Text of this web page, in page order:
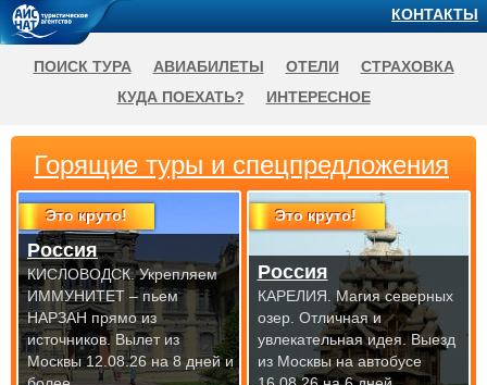
Горящие туры и спецпредложения
Это круто!
Россия
КИСЛОВОДСК. Укрепляем
ИММУНИТЕТ – пьем
НАРЗАН прямо из
источников.Вылет из
Москвы 12.08.26 на 8 дней и
Это круто!
Россия
КАРЕЛИЯ. Магия северных
озер. Отличная и
увлекательная идея.Выезд
из Москвы на автобусе
КОНТАКТЫ
ПОИСК ТУРА АВИАБИЛЕТЫ ОТЕЛИ
СТРАХОВКА
КУДА ПОЕХАТЬ?
ИНТЕРЕСНОЕ